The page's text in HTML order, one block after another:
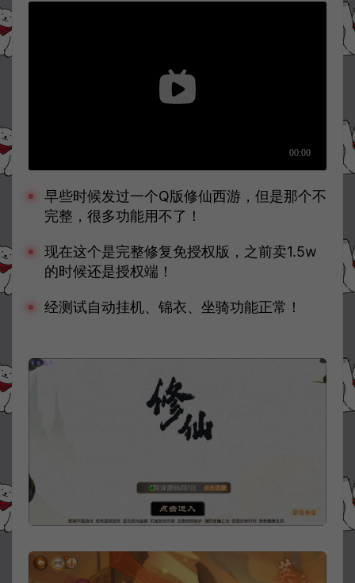
早些时候发过一个Q版修仙西游，但是那个不
完整，很多功能用不了！
现在这个是完整修复免授权版，之前卖1.5w
的时候还是授权端！
经测试自动挂机、锦衣、坐骑功能正常！